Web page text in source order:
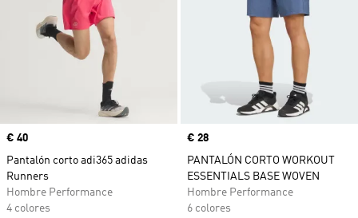
Precio
€ 40
Pantalón corto adi365 adidas
Runners
Hombre Performance
4 colores
Precio
€ 28
PANTALÓN CORTO WORKOUT
ESSENTIALS BASE WOVEN
Hombre Performance
6 colores